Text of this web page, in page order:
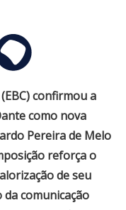
confirmou a
como nova
Pereira de Melo
reforça o
de seu
comunicação